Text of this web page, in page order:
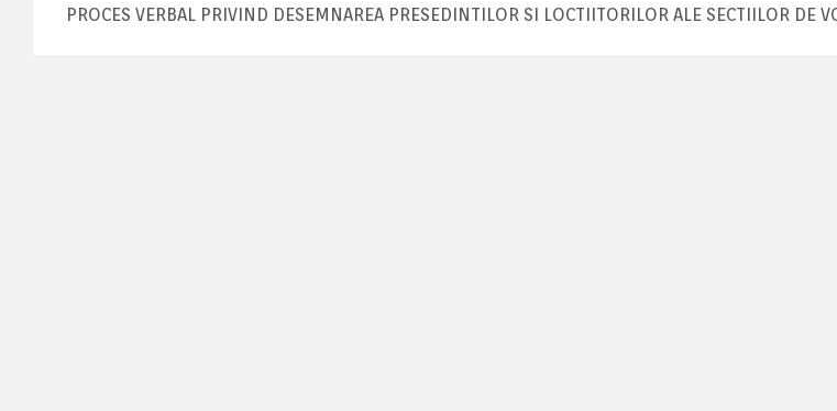
PROCES VERBAL PRIVIND DESEMNAREA PRESEDINTILOR SI LOCTIITORILOR ALE SECTIILOR DE